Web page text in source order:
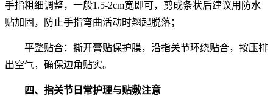
手指粗细调整，一般1.5-2cm宽即可，剪成条状后建议用防水
贴加固，防止手指弯曲活动时翘起脱落；
平整贴合：撕开膏贴保护膜，沿指关节环绕贴合，按压排
出空气，确保边角贴实。
四、指关节日常护理与贴敷注意